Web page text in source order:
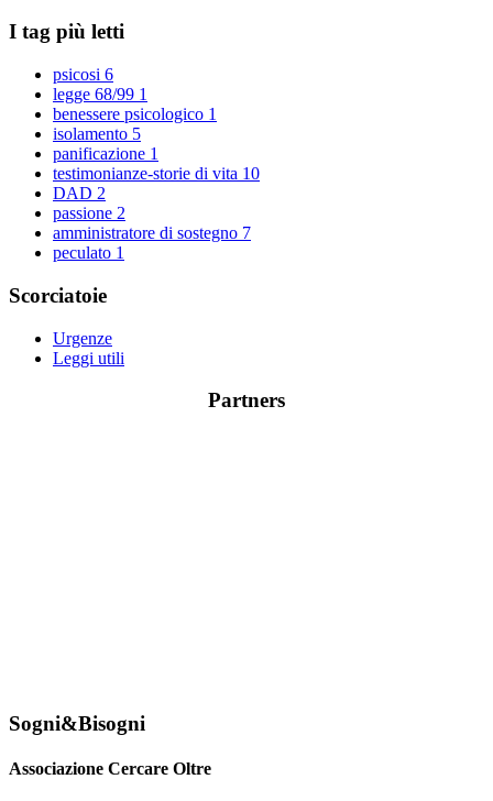
I tag più letti
psicosi 6
legge 68/99 1
benessere psicologico 1
isolamento 5
panificazione 1
testimonianze-storie di vita 10
DAD 2
passione 2
amministratore di sostegno 7
peculato 1
Scorciatoie
Urgenze
Leggi utili
Partners
Sogni&Bisogni
Associazione Cercare Oltre